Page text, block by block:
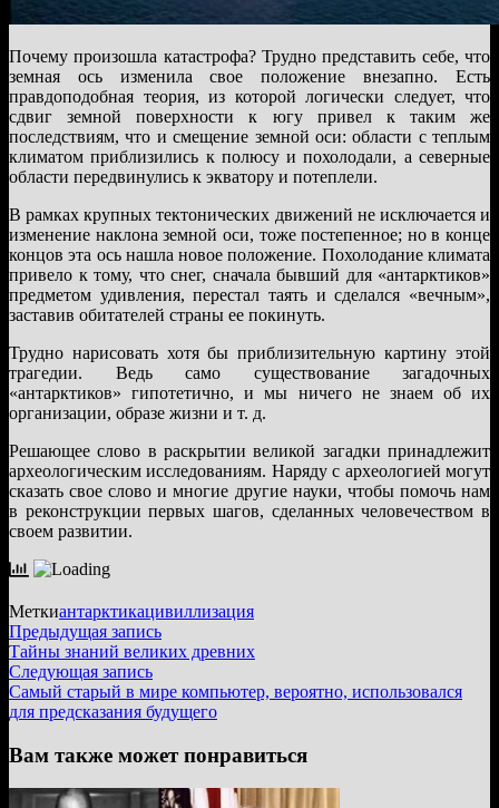
Почему произошла катастрофа? Трудно представить себе, что
земная ось изменила свое положение внезапно. Есть
правдоподобная теория, из которой логически следует, что
сдвиг земной поверхности к югу привел к таким же
последствиям, что и смещение земной оси: области с теплым
климатом приблизились к полюсу и похолодали, а северные
области передвинулись к экватору и потеплели.
В рамках крупных тектонических движений не исключается и
изменение наклона земной оси, тоже постепенное; но в конце
концов эта ось нашла новое положение. Похолодание климата
привело к тому, что снег, сначала бывший для «антарктиков»
предметом удивления, перестал таять и сделался «вечным»,
заставив обитателей страны ее покинуть.
Трудно нарисовать хотя бы приблизительную картину этой
трагедии. Ведь само существование загадочных
«антарктиков» гипотетично, и мы ничего не знаем об их
организации, образе жизни и т. д.
Решающее слово в раскрытии великой загадки принадлежит
археологическим исследованиям. Наряду с археологией могут
сказать свое слово и многие другие науки, чтобы помочь нам
в реконструкции первых шагов, сделанных человечеством в
своем развитии.
Меткиантарктикацивиллизация
Навигация
по
записям
Предыдущая записьПредыдущая
запись:
Тайны знаний великих древних
Следующая записьСледующая
запись:
Самый старый в мире компьютер, вероятно, использовался
для предсказания будущего
Вам также может понравиться